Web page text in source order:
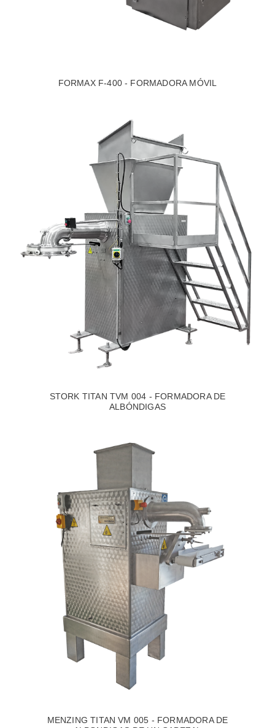
FORMAX F-400 - FORMADORA MÓVIL
STORK TITAN TVM 004 - FORMADORA DE
ALBÓNDIGAS
MENZING TITAN VM 005 - FORMADORA DE